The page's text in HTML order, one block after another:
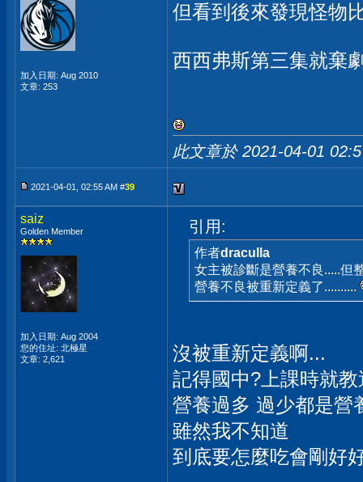
加入日期: Aug 2010
文章: 253
但看到後來發現怪物
西西弗斯第三集就棄
此文章於 2021-04-01
2021-04-01, 02:55 AM #39
saiz
Golden Member
加入日期: Aug 2004
您的住址: 北極星
文章: 2,621
引用:
作者draculla
女主被診斷是營養不良.....但
營養不良被重新定義了..........
沒被重新定義啊...
記得國中?上課時就教
營養過多 過少都是營
雖然我不知道
到底要怎麼吃會剛好